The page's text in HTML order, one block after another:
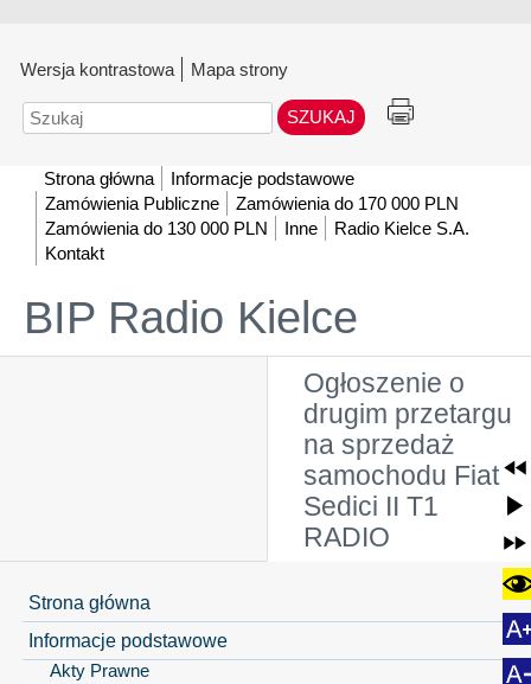
Wersja kontrastowa Mapa strony
Szukaj
Strona główna
Informacje podstawowe
Zamówienia Publiczne
Zamówienia do 170 000 PLN
Zamówienia do 130 000 PLN
Inne
Radio Kielce S.A.
Kontakt
BIP Radio Kielce
Ogłoszenie o
drugim przetargu
na sprzedaż
samochodu Fiat
Sedici II T1
RADIO
Strona główna
Informacje podstawowe
Akty Prawne